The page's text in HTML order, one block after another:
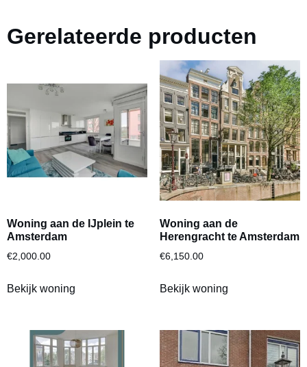
Gerelateerde producten
Woning aan de IJplein te
Amsterdam
€2,000.00
Bekijk woning
Woning aan de
Herengracht te Amsterdam
€6,150.00
Bekijk woning